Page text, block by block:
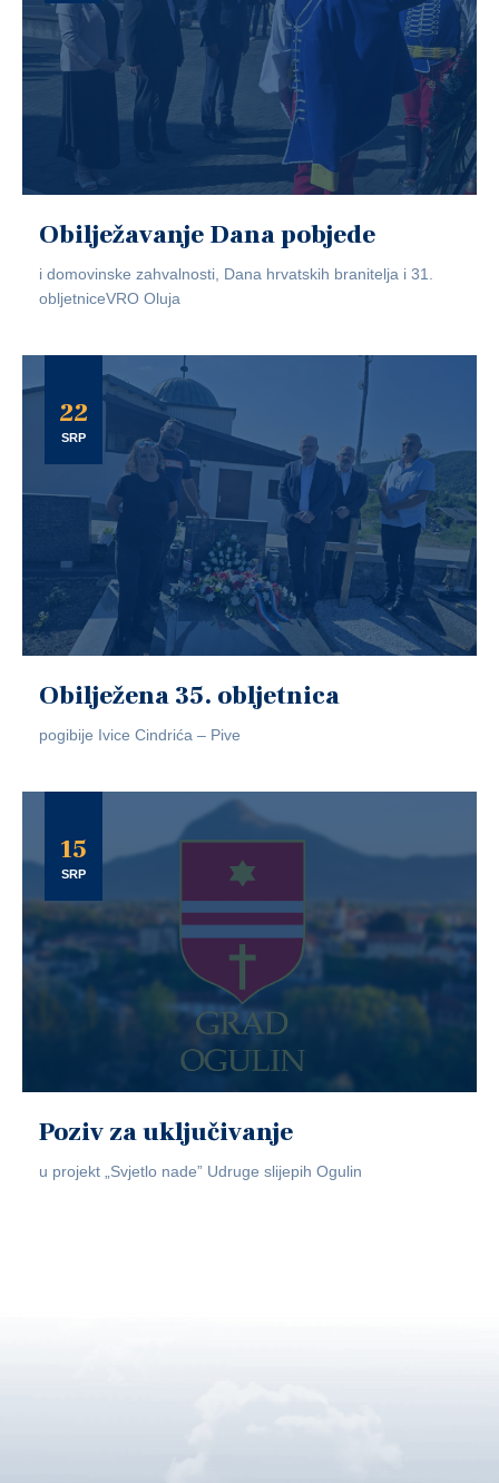
Obilježavanje Dana pobjede
i domovinske zahvalnosti, Dana hrvatskih branitelja i 31.
obljetniceVRO Oluja
22
SRP
Obilježena 35. obljetnica
pogibije Ivice Cindrića – Pive
15
SRP
Poziv za uključivanje
u projekt „Svjetlo nade” Udruge slijepih Ogulin